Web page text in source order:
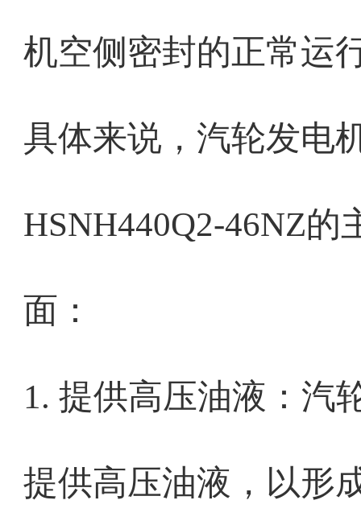
机空侧密封的正常运
具体来说，汽轮发电
HSNH440Q2-46NZ
面：
1. 提供高压油液：汽
提供高压油液，以形